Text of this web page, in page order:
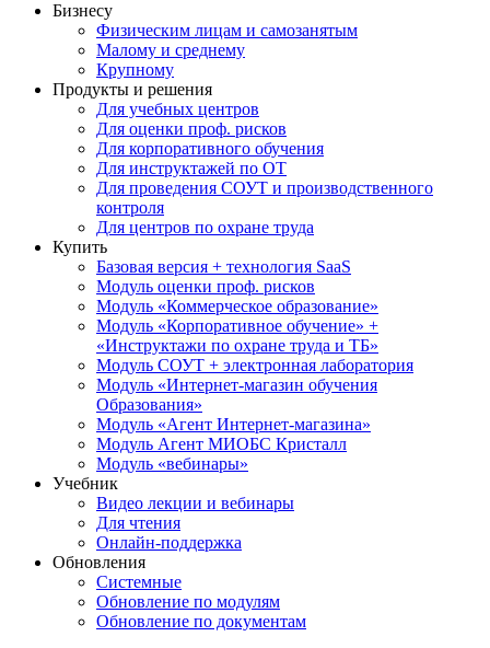
Бизнесу
Физическим лицам и самозанятым
Малому и среднему
Крупному
Продукты и решения
Для учебных центров
Для оценки проф. рисков
Для корпоративного обучения
Для инструктажей по ОТ
Для проведения СОУТ и производственного
контроля
Для центров по охране труда
Купить
Базовая версия + технология SaaS
Модуль оценки проф. рисков
Модуль «Коммерческое образование»
Модуль «Корпоративное обучение» +
«Инструктажи по охране труда и ТБ»
Модуль СОУТ + электронная лаборатория
Модуль «Интернет-магазин обучения
Образования»
Модуль «Агент Интернет-магазина»
Модуль Агент МИОБС Кристалл
Модуль «вебинары»
Учебник
Видео лекции и вебинары
Для чтения
Онлайн-поддержка
Обновления
Системные
Обновление по модулям
Обновление по документам